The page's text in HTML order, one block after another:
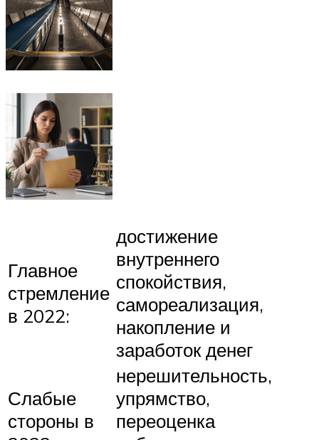
Главное
стремление
в 2022:
достижение
внутреннего
спокойствия,
самореализация,
накопление и
заработок денег
Слабые
стороны в
нерешительность,
упрямство,
переоценка